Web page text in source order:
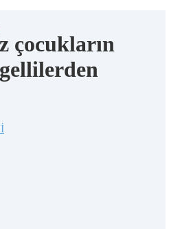
çocukların